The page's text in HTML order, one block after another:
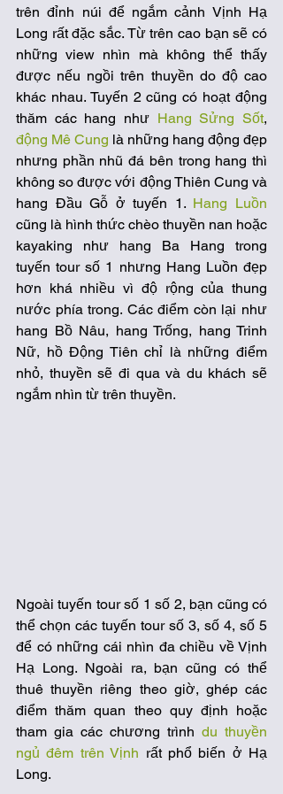
trên đỉnh núi để ngắm cảnh Vịnh Hạ
Long rất đặc sắc. Từ trên cao bạn sẽ có
những view nhìn mà không thể thấy
được nếu ngồi trên thuyền do độ cao
khác nhau. Tuyến 2 cũng có hoạt động
thăm các hang như Hang Sửng Sốt
động Mê Cung là những hang động đẹp
nhưng phần nhũ đá bên trong hang thì
không so được với động Thiên Cung và
hang Đầu Gỗ ở tuyến 1. Hang Luồn
cũng là hình thức chèo thuyền nan hoặc
kayaking như hang Ba Hang trong
tuyến tour số 1 nhưng Hang Luồn đẹp
hơn khá nhiều vì độ rộng của thung
nước phía trong. Các điểm còn lại như
hang Bồ Nâu, hang Trống, hang Trinh
Nữ, hồ Động Tiên chỉ là những điểm
nhỏ, thuyền sẽ đi qua và du khách sẽ
ngắm nhìn từ trên thuyền.
Ngoài tuyến tour số 1 số 2, bạn cũng có
thể chọn các tuyến tour số 3, số 4, số 5
để có những cái nhìn đa chiều về Vịnh
Hạ Long. Ngoài ra, bạn cũng có thể
thuê thuyền riêng theo giờ, ghép các
điểm thăm quan theo quy định hoặc
tham gia các chương trình du thuyền
ngủ đêm trên Vịnh rất phổ biến ở Hạ
Long.